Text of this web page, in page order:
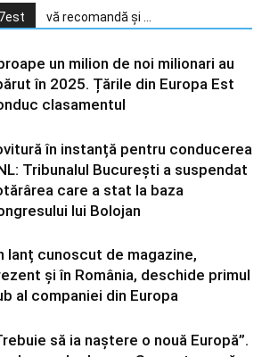
vă recomandă și ...
un milion de noi milionari au
în 2025. Țările din Europa Est
clasamentul
în instanță pentru conducerea
Tribunalul București a suspendat
care a stat la baza
lui Bolojan
lanț cunoscut de magazine,
și în România, deschide primul
al companiei din Europa
să ia naștere o nouă Europă”.